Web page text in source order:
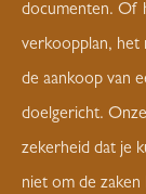
documenten. Of
verkoopplan, het
de aankoop van
doelgericht.
zekerheid dat je
niet om de